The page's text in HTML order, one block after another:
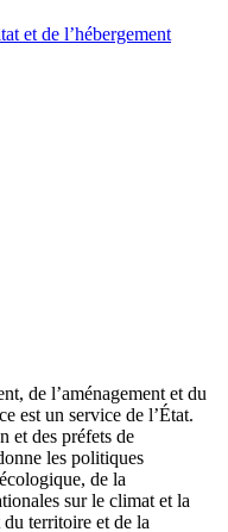
et de l’hébergement
de l’aménagement et du
est un service de l’État.
et des préfets de
les politiques
de la
sur le climat et la
territoire et de la